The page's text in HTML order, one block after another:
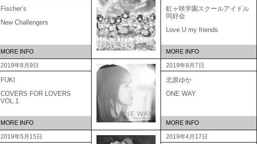
Fischer’s
New Challengers
MORE INFO
虹ヶ咲学園スクールアイドル
同好会
Love U my friends
MORE INFO
2019年8月9日
FUKI
COVERS FOR LOVERS
VOL.1
MORE INFO
2019年8月7日
北原ゆか
ONE WAY
MORE INFO
2019年5月15日 2019年4月17日